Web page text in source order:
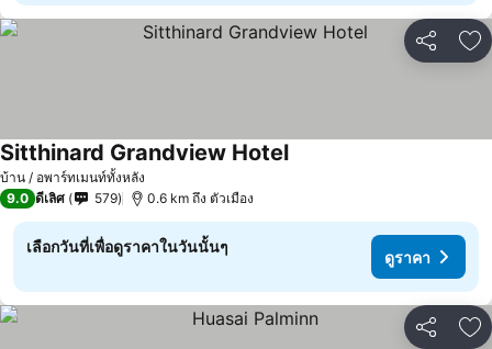
แชร์ เ
บ้าน / อพาร์ทเมนท์ทั้งหลัง
Sitthinard Grandview Hotelดูราคา
9.0 ดีเลิศ 579 0.6 km ถึง ตัวเมือง
เลือกวันที่เพื่อดูราคาในวันนั้นๆ
ดูราคา
แชร์ เ